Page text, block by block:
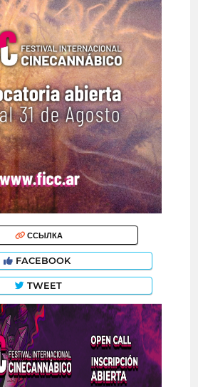
ССЫЛКА
FACEBOOK
TWEET